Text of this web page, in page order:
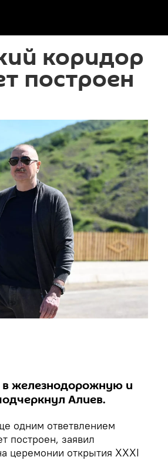
коридор
построен
в железнодорожную и
Алиев.
одним ответвлением
построен, заявил
церемонии открытия XXXI